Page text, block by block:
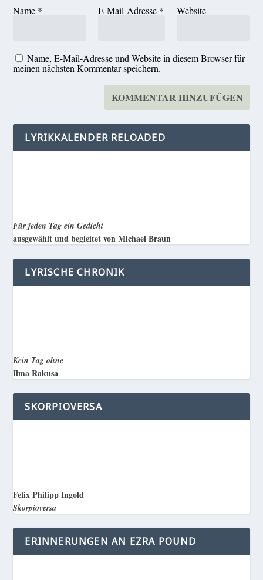
Name * E-Mail-Adresse * Website
Name, E-Mail-Adresse und Website in diesem Browser für
meinen nächsten Kommentar speichern.
LYRIKKALENDER RELOADED
Für jeden Tag ein Gedicht
ausgewählt und begleitet von Michael Braun
LYRISCHE CHRONIK
Kein Tag ohne
Ilma Rakusa
SKORPIOVERSA
Felix Philipp Ingold
Skorpioversa
ERINNERUNGEN AN EZRA POUND